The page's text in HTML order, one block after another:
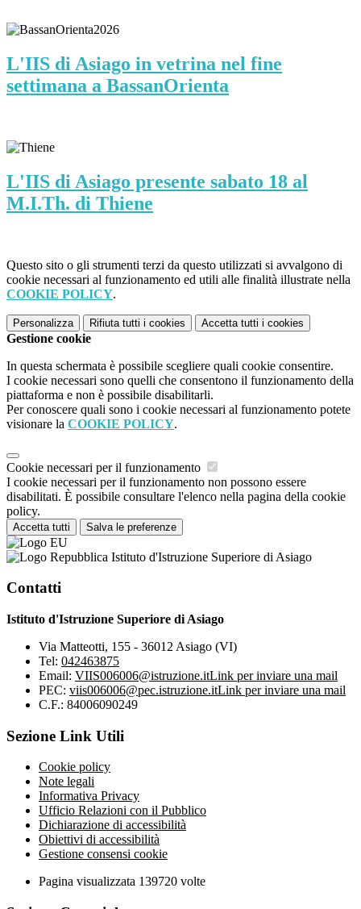
L'IIS di Asiago in vetrina nel fine
settimana a BassanOrienta
L'IIS di Asiago presente sabato 18 al
M.I.Th. di Thiene
Questo sito o gli strumenti terzi da questo utilizzati si avvalgono di
cookie necessari al funzionamento ed utili alle finalità illustrate nella
COOKIE POLICY.
Personalizza Rifiuta tutti i cookies Accetta tutti i cookies
Gestione cookie
In questa schermata è possibile scegliere quali cookie consentire.
I cookie necessari sono quelli che consentono il funzionamento della
piattaforma e non è possibile disabilitarli.
Per conoscere quali sono i cookie necessari al funzionamento potete
visionare la COOKIE POLICY.
Cookie necessari per il funzionamento
I cookie necessari per il funzionamento non possono essere
disabilitati. È possibile consultare l'elenco nella pagina della cookie
policy.
Accetta tutti Salva le preferenze
Istituto d'Istruzione Superiore di Asiago
Contatti
Istituto d'Istruzione Superiore di Asiago
Via Matteotti, 155 - 36012 Asiago (VI)
Tel: 042463875
Email: VIIS006006@istruzione.itLink per inviare una mail
PEC: viis006006@pec.istruzione.itLink per inviare una mail
C.F.: 84006090249
Sezione Link Utili
Cookie policy
Note legali
Informativa Privacy
Ufficio Relazioni con il Pubblico
Dichiarazione di accessibilità
Obiettivi di accessibilità
Gestione consensi cookie
Pagina visualizzata 139720 volte